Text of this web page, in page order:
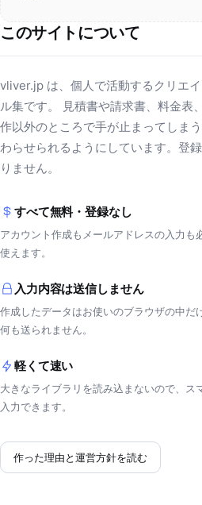
このサイトについて
vliver.jp は、個人で活動するクリエ
ル集です。 見積書や請求書、料金表
作以外のところで手が止まってしま
わらせられるようにしています。登
りません。
すべて無料・登録なし
アカウント作成もメールアドレスの入力も
使えます。
入力内容は送信しません
作成したデータはお使いのブラウザの中だ
何も送られません。
軽くて速い
大きなライブラリを読み込まないので、ス
入力できます。
作った理由と運営方針を読む